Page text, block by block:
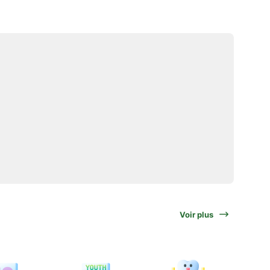
Voir plus